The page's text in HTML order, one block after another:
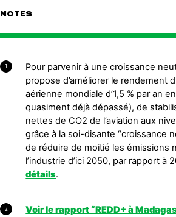
NOTES
1
Pour parvenir à une croissance
propose d’améliorer le rendement
aérienne mondiale d’1,5 % par an
quasiment déjà dépassé), de
nettes de CO2 de l’aviation aux
grâce à la soi-disante “croissance
de réduire de moitié les émissions
l’industrie d’ici 2050, par rapport à
détails.
2
Voir le rapport “REDD+ à